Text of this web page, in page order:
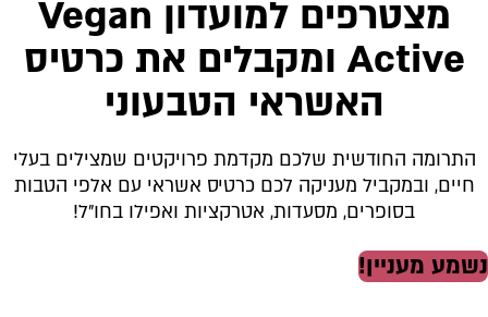
מצטרפים למועדון Vegan
Active ומקבלים את כרטיס
האשראי הטבעוני
התרומה החודשית שלכם מקדמת פרויקטים שמצילים בעלי
חיים, ובמקביל מעניקה לכם כרטיס אשראי עם אלפי הטבות
בסופרים, מסעדות, אטרקציות ואפילו בחו״ל!
נשמע מעניין!